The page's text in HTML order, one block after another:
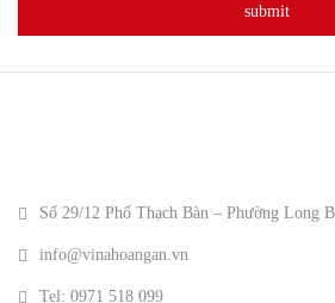
Số 29/12 Phố Thạch Bàn – Phường Long
info@vinahoangan.vn
Tel: 0971 518 099